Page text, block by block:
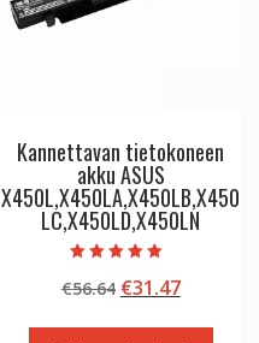
Kannettavan tietokoneen
akku ASUS
X450L,X450LA,X450LB,X450
LC,X450LD,X450LN
tuotteesta:
5.00
€56.64 Alkuperäinen
€31.47